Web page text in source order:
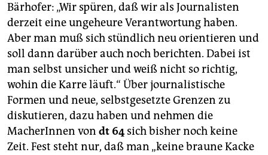
Bärhofer: „Wir spüren, daß wir als Journalisten
derzeit eine ungeheure Verantwortung haben.
Aber man muß sich stündlich neu orientieren und
soll dann darüber auch noch berichten. Dabei ist
man selbst unsicher und weiß nicht so richtig,
wohin die Karre läuft.“ Über journalistische
Formen und neue, selbstgesetzte Grenzen zu
diskutieren, dazu haben und nehmen die
MacherInnen von dt 64 sich bisher noch keine
Zeit. Fest steht nur, daß man „keine braune Kacke